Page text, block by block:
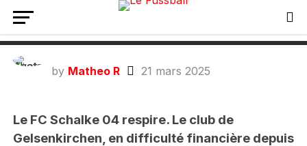
pour la saison 2025/26… grâce au
foot, aux transferts et Taylor Swift !
by Matheo R 21 mars 2025
Le FC Schalke 04 respire. Le club de
Gelsenkirchen, en difficulté financière depuis